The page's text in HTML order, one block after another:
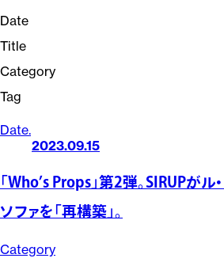
Date
Title
Category
Tag
Date.
2023.09.15
「Who’s Props」第2弾。SIRUPが
ソファを「再構築」。
Category